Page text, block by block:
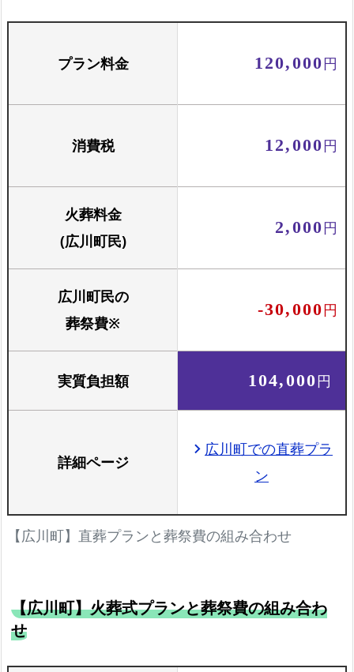
【広川町】直葬プランと葬祭費の組み合わせ
プラン料金 120,000円
消費税 12,000円
火葬料金
(広川町民)
2,000円
広川町民の
葬祭費※
-30,000円
実質負担額 104,000円
詳細ページ
chevron_right広川町での直葬プラ
ン
【広川町】火葬式プランと葬祭費の組み合わ
せ